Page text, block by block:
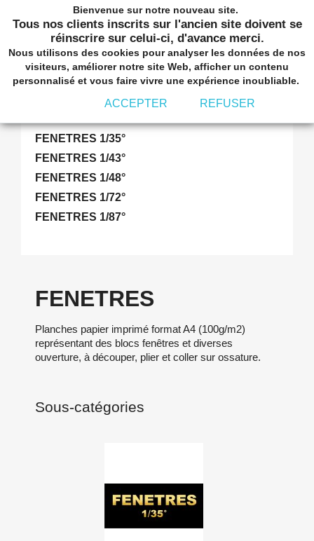
 shopping_cart

FENETRES
FENETRES 1/35°
FENETRES 1/43°
FENETRES 1/48°
FENETRES 1/72°
FENETRES 1/87°
FENETRES
Planches papier imprimé format A4 (100g/m2)
représentant des blocs fenêtres et diverses
ouverture, à découper, plier et coller sur ossature.
Sous-catégories
Bienvenue sur notre nouveau site.
Tous nos clients inscrits sur l'ancien site doivent se
réinscrire sur celui-ci, d'avance merci.
Nous utilisons des cookies pour analyser les données de nos
visiteurs, améliorer notre site Web, afficher un contenu
personnalisé et vous faire vivre une expérience inoubliable.
ACCEPTER REFUSER